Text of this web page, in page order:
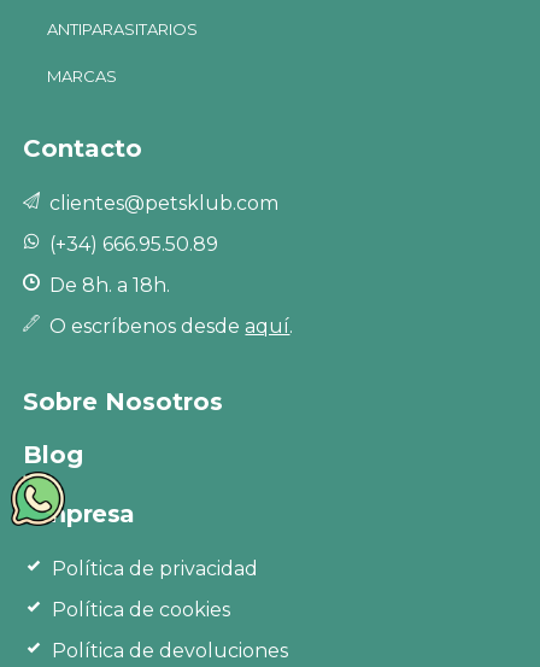
ANTIPARASITARIOS
MARCAS
Contacto
clientes@petsklub.com
(+34) 666.95.50.89
De 8h. a 18h.
O escríbenos desdeaquí.
Sobre Nosotros
Blog
Empresa
Política de privacidad
Política de cookies
Política de devoluciones